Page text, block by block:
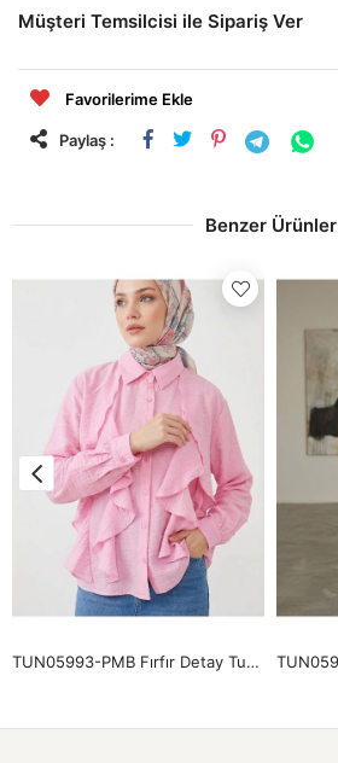
Müşteri Temsilcisi ile Sipariş Ver
Favorilerime Ekle
Paylaş :
Benzer Ürünler
TUN05993-PMB Fırfır Detay Tunik-Pembe